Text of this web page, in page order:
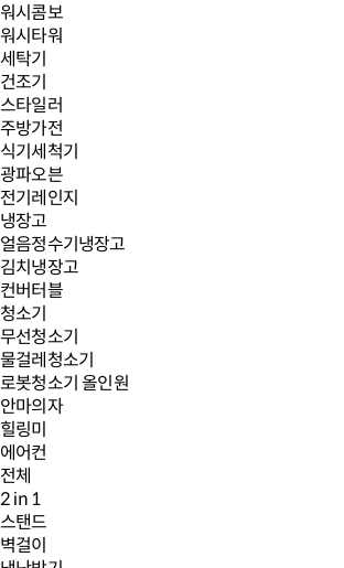
워시콤보
워시타워
세탁기
건조기
스타일러
주방가전
식기세척기
광파오븐
전기레인지
냉장고
얼음정수기냉장고
김치냉장고
컨버터블
청소기
무선청소기
물걸레청소기
로봇청소기 올인원
안마의자
힐링미
에어컨
전체
2 in 1
스탠드
벽걸이